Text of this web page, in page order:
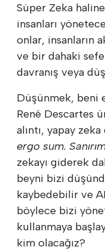
Süper Zeka
insanları
onlar, insanların
ve bir dahaki
davranış veya
Düşünmek, beni
René Descartes
alıntı, yapay
ergo sum.
zekayı giderek
beyni bizi
kaybedebilir ve
böylece bizi
kullanmaya
kim olacağız?